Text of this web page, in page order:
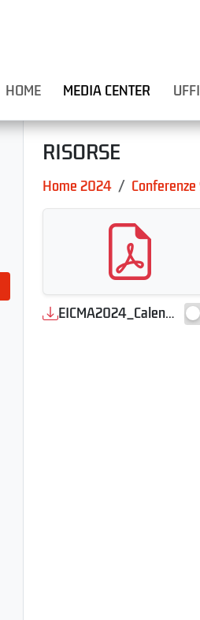
HOME MEDIA CENTER
RISORSE
Home 2024
EICMA2024_CalendarioConferenzeStampa_PressConferenceSchedule_28.10.2024